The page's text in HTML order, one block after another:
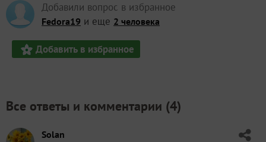
Добавили вопрос в избранное
Fedora19 и еще 2 человека
Добавить в избранное
Все ответы и комментарии (4)
Solan